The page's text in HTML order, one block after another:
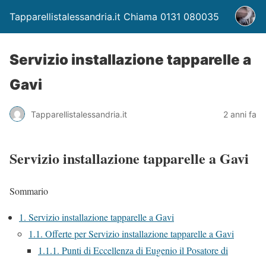
Tapparellistalessandria.it Chiama 0131 080035
Servizio installazione tapparelle a
Gavi
Tapparellistalessandria.it 2 anni fa
Servizio installazione tapparelle a Gavi
Sommario
1. Servizio installazione tapparelle a Gavi
1.1. Offerte per Servizio installazione tapparelle a Gavi
1.1.1. Punti di Eccellenza di Eugenio il Posatore di